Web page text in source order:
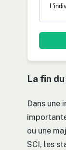
La fin
Dans une
ou une
SCI, les